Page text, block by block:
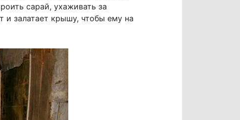
сарай, ухаживать за
залатает крышу, чтобы ему на